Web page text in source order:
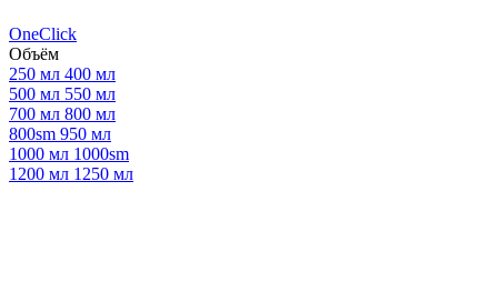
OneClick
Объём
250 мл 400 мл
500 мл 550 мл
700 мл 800 мл
800sm 950 мл
1000 мл 1000sm
1200 мл 1250 мл